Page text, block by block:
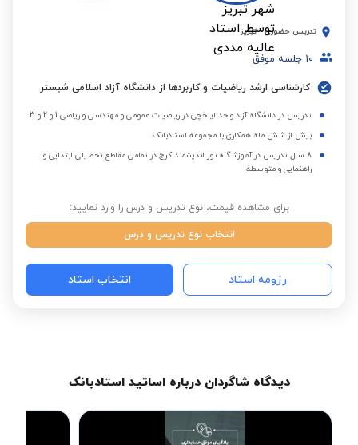
تدریس حضوری - تبریز
10 جلسه موفق
کارشناسی ارشد ریاضیات و کاربردها از دانشگاه آزاد اسلامی شبستر
تدریس در دانشگاه آزاد واحد ایلخچی در ریاضیات عمومی و مهندسی و ریاضی 1 و 2 و 3
بیش از شش ماه همکاری با مجموعه استادبانک
8 سال تدریس در آموزشگاه نور اندیشمند کرج در تمامی مقاطع تحصیلی ابتدایی و
راهنمایی و متوسطه
برای مشاهده قیمت، نوع تدریس و درس را وارد نمایید:
انتخاب نوع تدریس و درس
رزومه استاد انتخاب استاد
دیدگاه شاگردان درباره اساتید استادبانک